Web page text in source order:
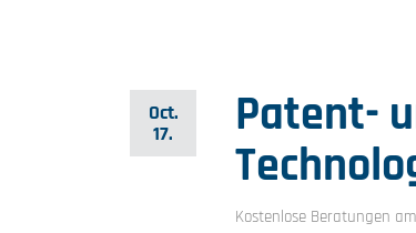
Oct.
17.
Patent-
Kostenlose Beratungen